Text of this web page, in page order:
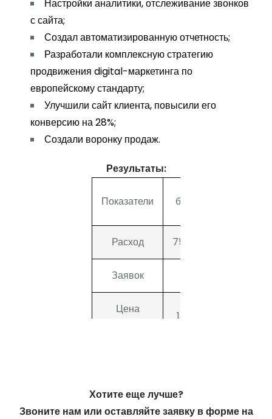
Настройки аналитики, отслеживание звонков
с сайта;
Создал автоматизированную отчетность;
Разработали комплексную стратегию
продвижения digital-маркетинга по
европейскому стандарту;
Улучшили сайт клиента, повысили его
конверсию на 28%;
Создали воронку продаж.
Результаты:
Показатели было
Расход 75423
Заявок
Цена
1347
Цена СРС 9,5
Хотите еще лучше?
Звоните нам или оставляйте заявку в форме на